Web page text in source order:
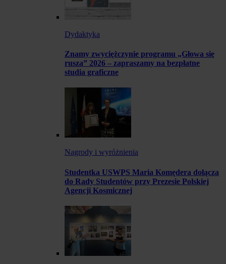
Dydaktyka
Znamy zwyciężczynie programu „Głowa się
rusza” 2026 – zapraszamy na bezpłatne
studia graficzne
Nagrody i wyróżnienia
Studentka USWPS Maria Komędera dołącza
do Rady Studentów przy Prezesie Polskiej
Agencji Kosmicznej